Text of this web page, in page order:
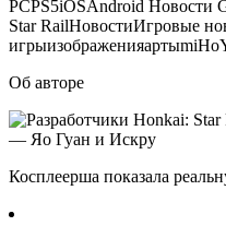
PCPS5iOSAndroid Новости
Star RailНовостиИгровые
игрыизображенияарты
Об авторе
Косплеерша показала